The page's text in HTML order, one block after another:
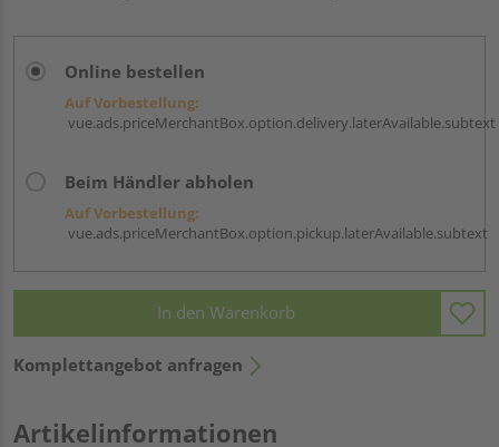
Online bestellen
Auf Vorbestellung:
vue.ads.priceMerchantBox.option.delivery.laterAvailable.subtext
Beim Händler abholen
Auf Vorbestellung:
vue.ads.priceMerchantBox.option.pickup.laterAvailable.subtext
In den Warenkorb
Komplettangebot anfragen
Artikelinformationen